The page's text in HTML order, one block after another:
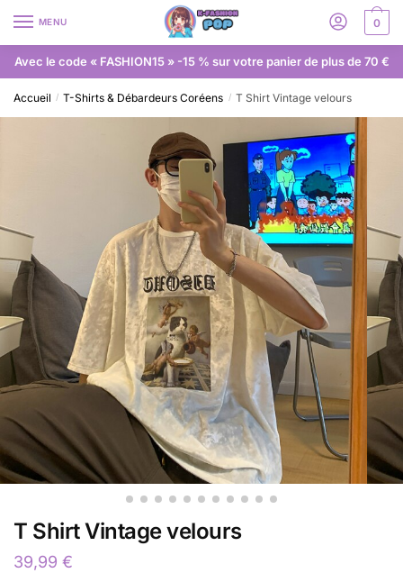
MENU 0
Avec le code « FASHION15 » -15 % sur votre panier de plus de 70 €
Accueil / T-Shirts & Débardeurs Coréens / T Shirt Vintage velours
T Shirt Vintage velours
39,99 €